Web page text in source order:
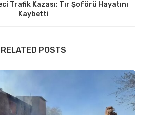
Trafik Kazası: Tır Şoförü Hayatını
Kaybetti
RELATED POSTS